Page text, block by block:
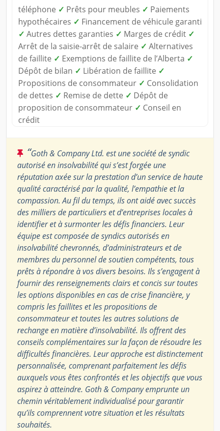
téléphone ✓ Prêts pour meubles ✓ Paiements
hypothécaires ✓ Financement de véhicule garanti
✓ Autres dettes garanties ✓ Marges de crédit ✓
Arrêt de la saisie-arrêt de salaire ✓ Alternatives
de faillite ✓ Exemptions de faillite de l’Alberta ✓
Dépôt de bilan ✓ Libération de faillite ✓
Propositions de consommateur ✓ Consolidation
de dettes ✓ Remise de dette ✓ Dépôt de
proposition de consommateur ✓ Conseil en
crédit
“Goth & Company Ltd. est une société de syndic
autorisé en insolvabilité qui s’est forgée une
réputation axée sur la prestation d’un service de haute
qualité caractérisé par la qualité, l’empathie et la
compassion. Au fil du temps, ils ont aidé avec succès
des milliers de particuliers et d’entreprises locales à
identifier et à surmonter les défis financiers. Leur
équipe est composée de syndics autorisés en
insolvabilité chevronnés, d’administrateurs et de
membres du personnel de soutien compétents, tous
prêts à répondre à vos divers besoins. Ils s’engagent à
fournir des renseignements clairs et concis sur toutes
les options disponibles en cas de crise financière, y
compris les faillites et les propositions de
consommateur et toutes les autres solutions de
rechange en matière d’insolvabilité. Ils offrent des
conseils complémentaires sur la façon de résoudre les
difficultés financières. Leur approche est distinctement
personnalisée, comprenant parfaitement les défis
auxquels vous êtes confrontés et les objectifs que vous
aspirez à atteindre. Goth & Company emprunte un
chemin véritablement individualisé pour garantir
qu’ils comprennent votre situation et les résultats
souhaités.